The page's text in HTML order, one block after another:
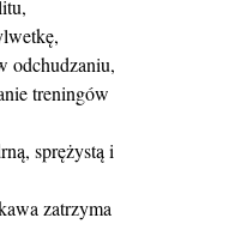
odchudzaniu,
treningów
sprężystą i
zatrzyma